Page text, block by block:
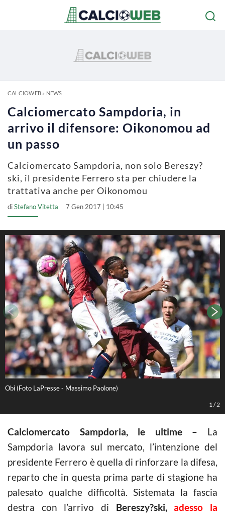
CALCIOWEB» NEWS
Calciomercato Sampdoria, in
arrivo il difensore: Oikonomou ad
un passo
Calciomercato Sampdoria, non solo Bereszy?
ski, il presidente Ferrero sta per chiudere la
trattativa anche per Oikonomou
diStefano Vitetta 7 Gen 2017 | 10:45
Obi (Foto LaPresse - Massimo Paolone)
1 /2
Calciomercato Sampdoria, le ultime – La
Sampdoria lavora sul mercato, l’intenzione del
presidente Ferrero è quella di rinforzare la difesa,
reparto che in questa prima parte di stagione ha
palesato qualche difficoltà. Sistemata la fascia
destra con l’arrivo di Bereszy?ski,adesso la